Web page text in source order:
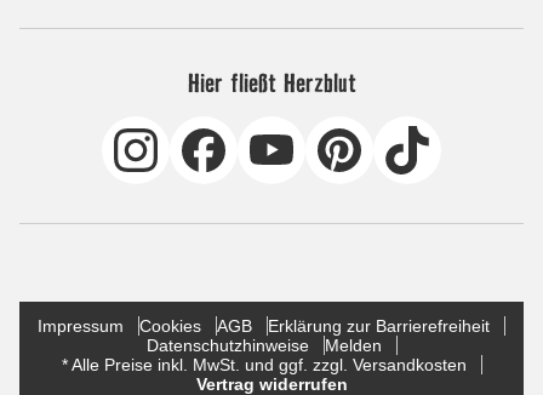
Hier fließt Herzblut
Impressum Cookies AGB
Erklärung zur Barrierefreiheit
Datenschutzhinweise
Melden
* Alle Preise inkl. MwSt. und ggf. zzgl. Versandkosten
Vertrag widerrufen